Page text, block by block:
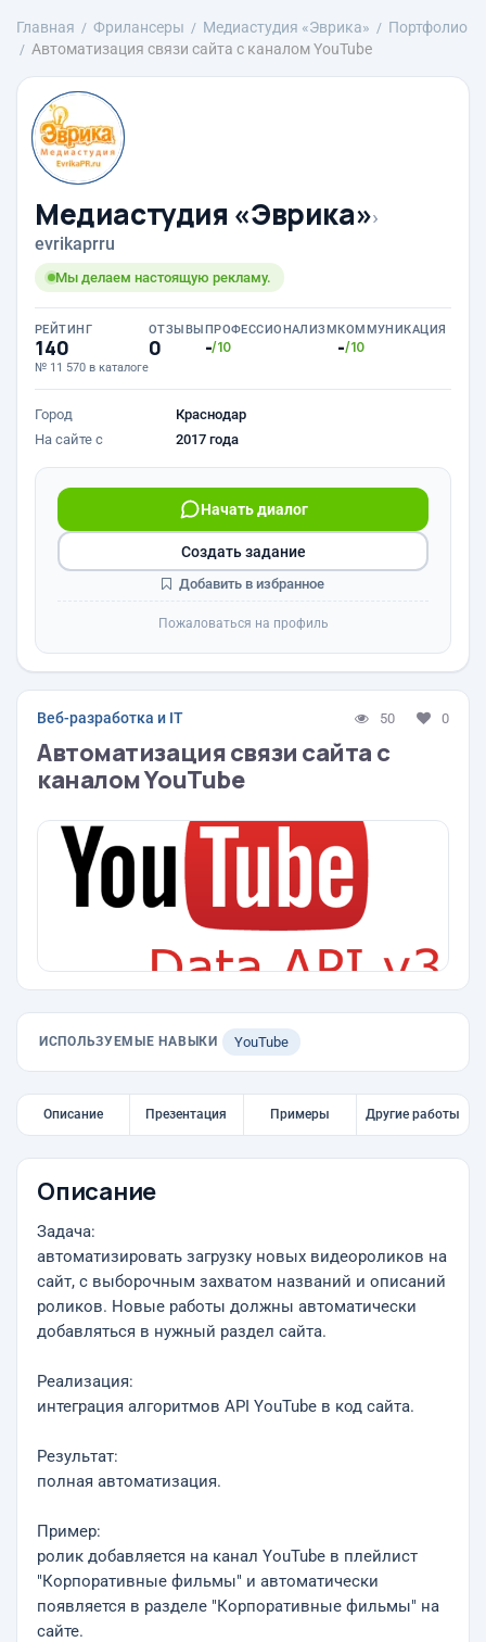
Главная Фрилансеры Медиастудия «Эврика»
Портфолио
Автоматизация связи сайта с каналом YouTube
Медиастудия «Эврика»›
evrikaprru
Мы делаем настоящую рекламу.
РЕЙТИНГ
140
№ 11 570 в каталоге
ОТЗЫВЫ
0
ПРОФЕССИОНАЛИЗМ
-/10
КОММУНИКАЦИЯ
-/10
Город
Краснодар
На сайте с
2017 года
Начать диалог
Создать задание
Добавить в избранное
Пожаловаться на профиль
Веб-разработка и IT 50 0
Автоматизация связи сайта с
каналом YouTube
ИСПОЛЬЗУЕМЫЕ НАВЫКИ YouTube
Описание Презентация Примеры Другие работы
Описание
Задача:
автоматизировать загрузку новых видеороликов на
сайт, с выборочным захватом названий и описаний
роликов. Новые работы должны автоматически
добавляться в нужный раздел сайта.
Реализация:
интеграция алгоритмов API YouTube в код сайта.
Результат:
полная автоматизация.
Пример:
ролик добавляется на канал YouTube в плейлист
"Корпоративные фильмы" и автоматически
появляется в разделе "Корпоративные фильмы" на
сайте.